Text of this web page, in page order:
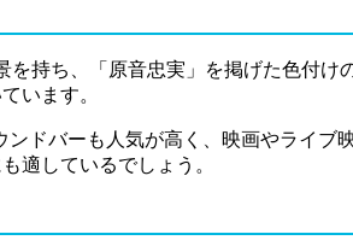
持ち、「原音忠実」を掲げた色付け
います。
ドバーも人気が高く、映画やライ
適しているでしょう。